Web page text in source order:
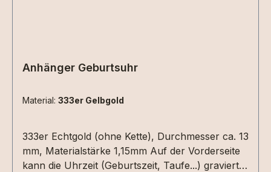
Anhänger Geburtsuhr
Material: 333er Gelbgold
333er Echtgold (ohne Kette), Durchmesser ca. 13
mm, Materialstärke 1,15mm Auf der Vorderseite
kann die Uhrzeit (Geburtszeit, Taufe...) graviert